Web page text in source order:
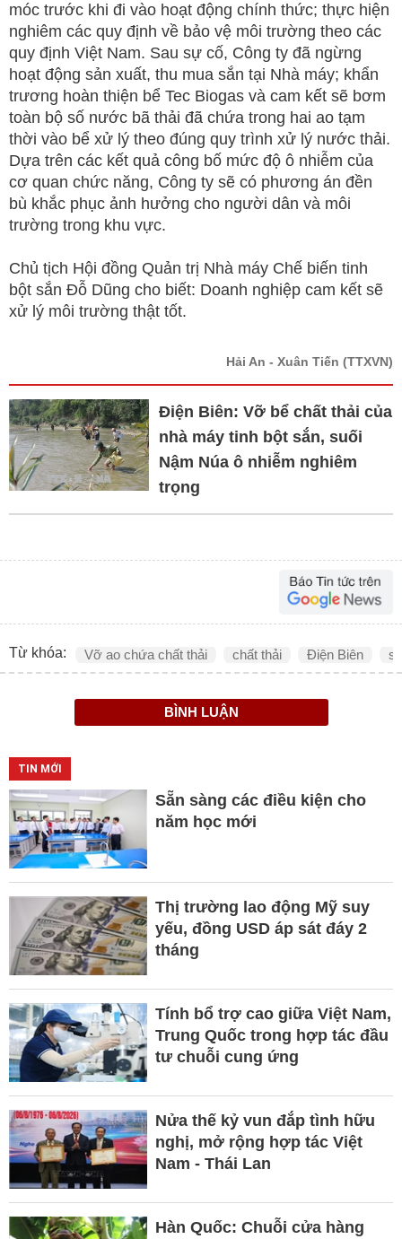
móc trước khi đi vào hoạt động chính thức; thực hiện
nghiêm các quy định về bảo vệ môi trường theo các
quy định Việt Nam. Sau sự cố, Công ty đã ngừng
hoạt động sản xuất, thu mua sắn tại Nhà máy; khẩn
trương hoàn thiện bể Tec Biogas và cam kết sẽ bơm
toàn bộ số nước bã thải đã chứa trong hai ao tạm
thời vào bể xử lý theo đúng quy trình xử lý nước thải.
Dựa trên các kết quả công bố mức độ ô nhiễm của
cơ quan chức năng, Công ty sẽ có phương án đền
bù khắc phục ảnh hưởng cho người dân và môi
trường trong khu vực.
Chủ tịch Hội đồng Quản trị Nhà máy Chế biến tinh
bột sắn Đỗ Dũng cho biết: Doanh nghiệp cam kết sẽ
xử lý môi trường thật tốt.
Hải An - Xuân Tiến (TTXVN)
Điện Biên: Vỡ bể chất thải của
nhà máy tinh bột sắn, suối
Nậm Núa ô nhiễm nghiêm
trọng
Từ khóa: Vỡ ao chứa chất thải chất thải Điện Biên
BÌNH LUẬN
TIN MỚI
Sẵn sàng các điều kiện cho
năm học mới
Thị trường lao động Mỹ suy
yếu, đồng USD áp sát đáy 2
tháng
Tính bổ trợ cao giữa Việt Nam,
Trung Quốc trong hợp tác đầu
tư chuỗi cung ứng
Nửa thế kỷ vun đắp tình hữu
nghị, mở rộng hợp tác Việt
Nam - Thái Lan
Hàn Quốc: Chuỗi cửa hàng